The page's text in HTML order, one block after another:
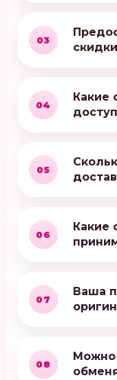
03
04
Какие
05
06
Какие
07
Ваша
08
Можно